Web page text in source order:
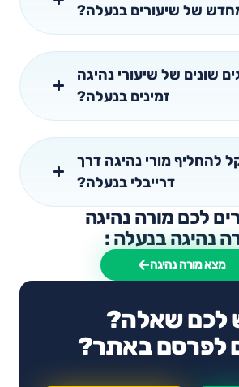
של שיעורים בנעלה?
שונים של שיעורי נהיגה
זמינים בנעלה?
להחליף מורי נהיגה דרך
דרייבלי בנעלה?
לכם מורה נהיגה
נהיגה בנעלה :
מצא מורה נהיגה
לכם שאלה?
לפרסם באתר?